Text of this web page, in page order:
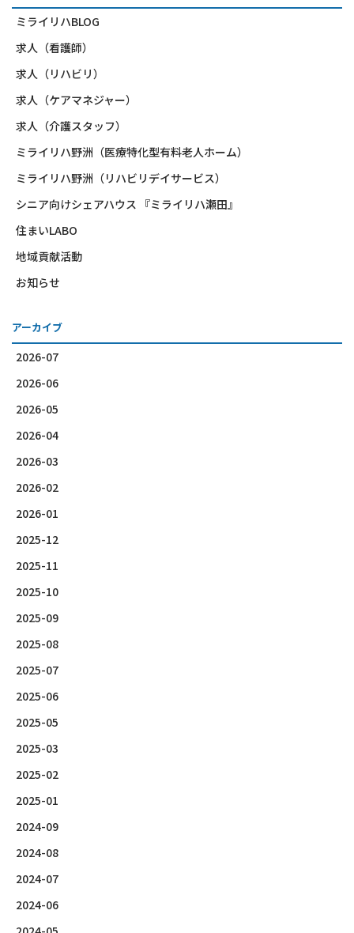
ミライリハBLOG
求人（看護師）
求人（リハビリ）
求人（ケアマネジャー）
求人（介護スタッフ）
ミライリハ野洲（医療特化型有料老人ホーム）
ミライリハ野洲（リハビリデイサービス）
シニア向けシェアハウス 『ミライリハ瀬田』
住まいLABO
地域貢献活動
お知らせ
アーカイブ
2026-07
2026-06
2026-05
2026-04
2026-03
2026-02
2026-01
2025-12
2025-11
2025-10
2025-09
2025-08
2025-07
2025-06
2025-05
2025-03
2025-02
2025-01
2024-09
2024-08
2024-07
2024-06